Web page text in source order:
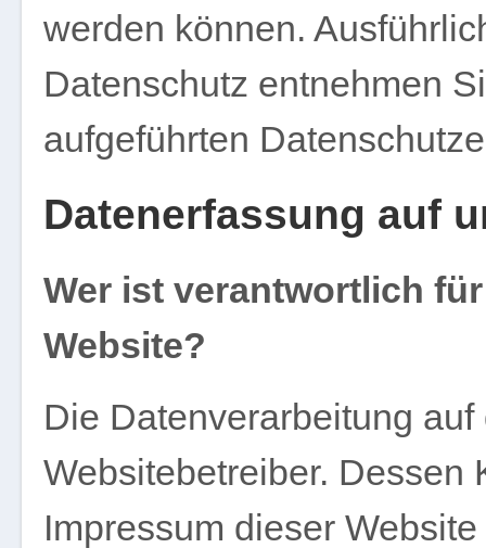
werden können.
Datenschutz entnehmen
aufgeführten
Datenerfassung auf
Wer ist verantwortlich
Website?
Die Datenverarbeitung
Websitebetreiber. Dessen
Impressum dieser